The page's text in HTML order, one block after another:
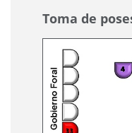
Toma de